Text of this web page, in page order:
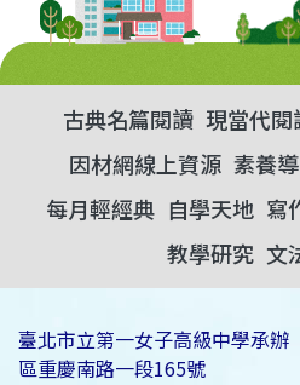
古典名篇閱讀 現當代閱
因材網線上資源 素養
每月輕經典 自學天地 寫
教學研究 文
臺北市立第一女子高級中學承
區重慶南路一段165號